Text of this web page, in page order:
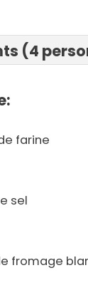
(4
farine
sel
fromage